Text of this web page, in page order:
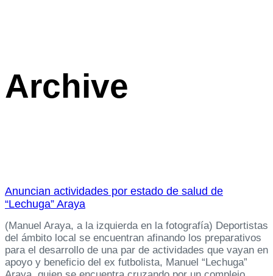
Archive
Anuncian actividades por estado de salud de
“Lechuga” Araya
(Manuel Araya, a la izquierda en la fotografía) Deportistas
del ámbito local se encuentran afinando los preparativos
para el desarrollo de una par de actividades que vayan en
apoyo y beneficio del ex futbolista, Manuel “Lechuga”